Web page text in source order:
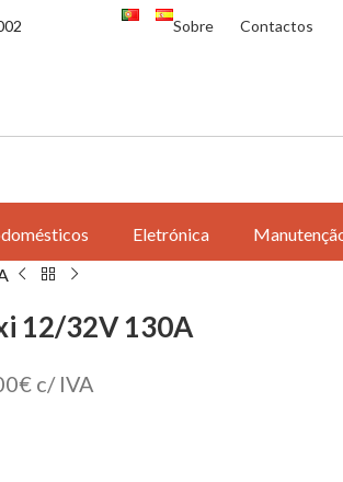
Sobre Contactos
Eletrónica
12/32V 130A
€ c/ IVA